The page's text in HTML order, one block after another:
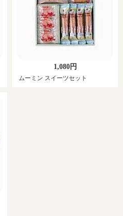
1,080円
ムーミン スイーツセット